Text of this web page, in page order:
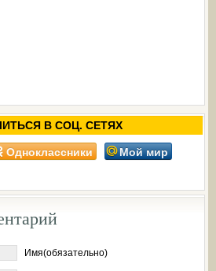
В СОЦ. СЕТЯХ
Одноклассники Мой мир
Имя(обязательно)